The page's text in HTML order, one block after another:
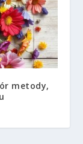
metody,